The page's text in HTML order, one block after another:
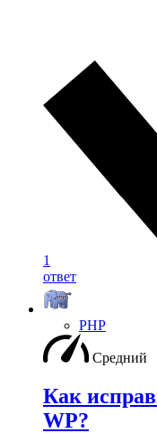
1
ответ
PHP
Средний
Как
WP?